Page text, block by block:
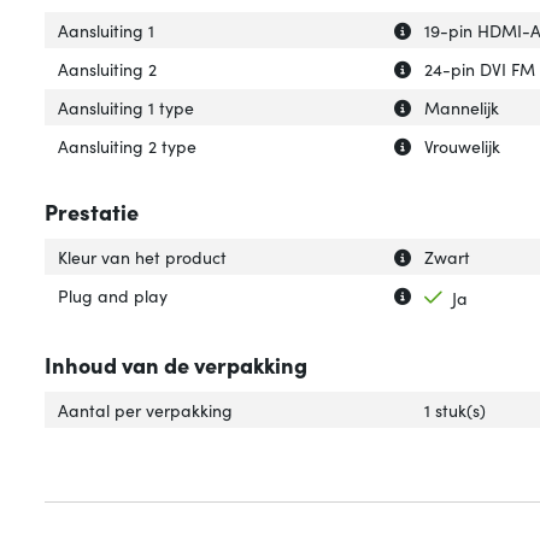
Uitleg over
Verberg uitleg
Aansluiting 1
19-pin HDMI-
Uitleg over
Verberg uitleg
Aansluiting 2
24-pin DVI FM
Uitleg over
Verberg uitleg
Aansluiting 1 type
Mannelijk
Uitleg over
Verberg uitleg
Aansluiting 2 type Vrouwelijk
Prestatie
Uitleg over
Verberg uitleg
Kleur van het product
Zwart
Uitleg over 'Plug
Verberg uitleg
Plug and play Ja
Inhoud van de verpakking
Aantal per verpakking 1 stuk(s)